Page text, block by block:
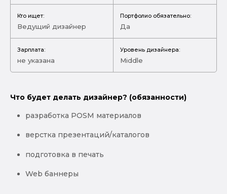
Кто ищет:
Ведущий дизайнер
Портфолио обязательно:
Да
Зарплата:
не указана
Уровень дизайнера:
Middle
Что будет делать дизайнер? (обязанности)
разработка POSM материалов
верстка презентаций/каталогов
подготовка в печать
Web баннеры